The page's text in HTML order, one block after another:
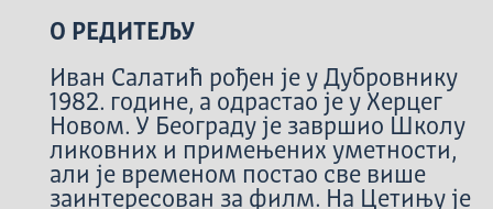
О РЕДИТЕЉУ
Иван Салатић рођен је у Дубровнику
1982. године, а одрастао је у Херцег
Новом. У Београду је завршио Школу
ликовних и примењених уметности,
али је временом постао све више
заинтересован за филм. На Цетињу је